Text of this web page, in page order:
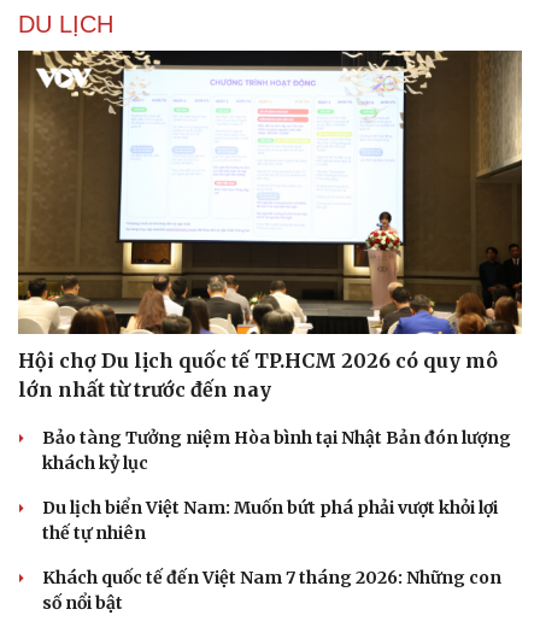
DU LỊCH
Hội chợ Du lịch quốc tế TP.HCM 2026 có quy mô
lớn nhất từ trước đến nay
Bảo tàng Tưởng niệm Hòa bình tại Nhật Bản đón lượng
khách kỷ lục
Du lịch biển Việt Nam: Muốn bứt phá phải vượt khỏi lợi
thế tự nhiên
Khách quốc tế đến Việt Nam 7 tháng 2026: Những con
số nổi bật